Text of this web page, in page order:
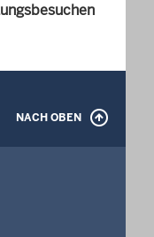
NACH OBEN